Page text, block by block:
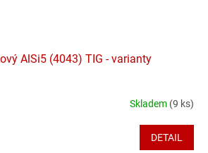
AlSi5 (4043) TIG - varianty
Skladem (9 ks)
DETAIL